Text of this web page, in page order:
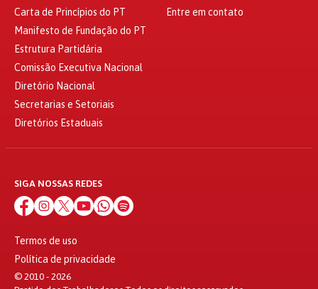
Carta de Princípios do PT
Manifesto de Fundação do PT
Estrutura Partidária
Comissão Executiva Nacional
Diretório Nacional
Secretarias e Setoriais
Diretórios Estaduais
Entre em contato
SIGA NOSSAS REDES
Termos de uso
Política de privacidade
© 2010 - 2026